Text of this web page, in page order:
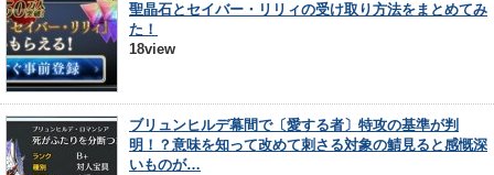
聖晶石とセイバー・リリィの受け取り方法をまとめてみ
た！
18view
ブリュンヒルデ幕間で〔愛する者〕特攻の基準が判
明！？意味を知って改めて刺さる対象の鯖見ると感慨深
いものが…